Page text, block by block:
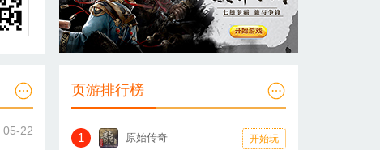
05-22
页游排行榜
1 原始传奇 开始玩